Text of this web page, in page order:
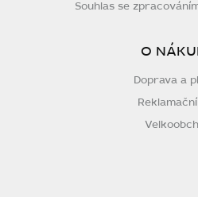
Souhlas se
O
Doprava a